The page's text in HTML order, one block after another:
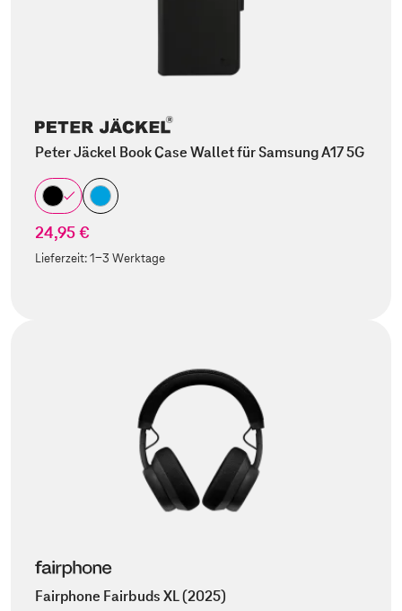
Peter Jäckel Book Case Wallet für Samsung A17 5G
24,95 €
Lieferzeit:1-3 Werktage
Fairphone Fairbuds XL (2025)